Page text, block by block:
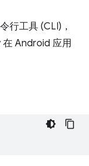
行工具 (CLI)，
Android 应用